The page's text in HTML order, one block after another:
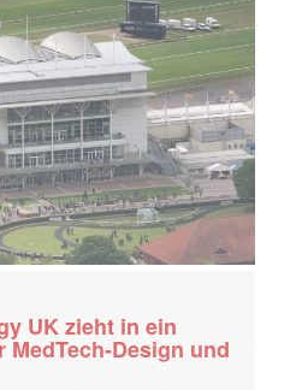
UK zieht in ein
MedTech-Design und